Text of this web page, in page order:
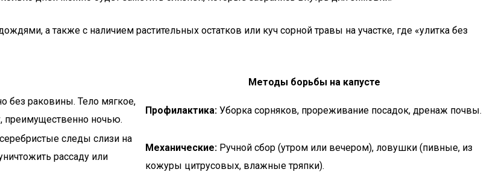
а также с наличием растительных остатков или куч сорной травы на участке, где «улитка без
Методы борьбы на капусте
без раковины. Тело мягкое,
преимущественно ночью.
Профилактика: Уборка сорняков, прореживание посадок, дренаж почвы.
следы слизи на
рассаду или
Механические: Ручной сбор (утром или вечером), ловушки (пивные, из
кожуры цитрусовых, влажные тряпки).